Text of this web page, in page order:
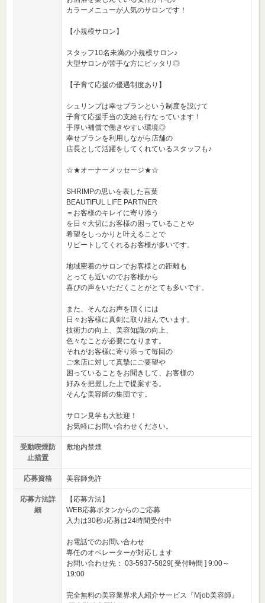
カラーメニューが人気のサロンです！
【小規模サロン】
スタッフ10名未満の小規模サロン♪
大型サロンが苦手な方にピッタリ◎
【子育て応援の優遇制度あり】
シュリンプは幸せプランという制度を設けて
子育て応援手当の支給も行なっています！
手厚い補償で働きやすい環境◎
幸せプランを利用しながら店舗の
店長として活躍をしてくれているスタッフも♪
☆★オーナーメッセージ★☆
SHRIMPの思いを表した言葉
BEAUTIFUL LIFE PARTNER
＝お客様のキレイに寄り添う
を日々大切にお客様の困っていることや
希望をしっかりと叶えることで
リピートしてくれるお客様が多いです。
地域密着のサロンでお客様との距離も
とっても近いのでお客様から
喜びの声をいただくことがとても多いです。
また、そんなお声を頂くには
日々お客様に真剣に取り組んでいます。
技術力の向上、美容知識の向上、
色々なことが必要になります。
それがお客様に寄り添って毎回の
ご来店に対して真摯にご要望や
困っていることをお聞きして、お客様の
好みを把握した上で提案する。
そんな美容師の集団です。
サロン見学も大歓迎！
お気軽にお問い合わせください。
受動喫煙防
止措置
敷地内禁煙
応募資格 美容師免許
応募方法詳
細
【応募方法】
WEB応募ボタンからのご応募
入力は30秒♪応募は24時間受付中
お電話でのお問い合わせ
専任のオペレーターが対応します
お問い合わせ先： 03-5937-5829[ 受付時間 ] 9:00～
19:00
完全無料の美容業界求人紹介サービス『Mjob美容師』